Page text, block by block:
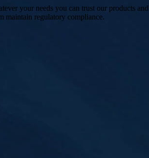
your needs you can trust our products
maintain regulatory compliance.